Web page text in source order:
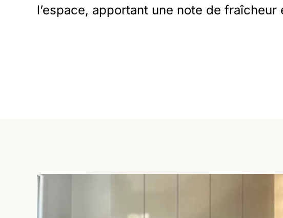
l’espace, apportant une note de